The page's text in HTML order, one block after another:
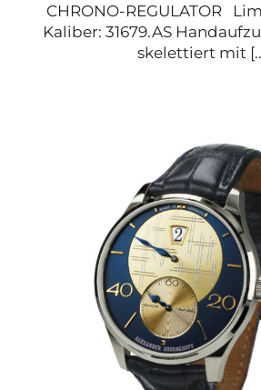
CHRONO-REGULATOR
Kaliber: 31679.AS
skelettiert mit